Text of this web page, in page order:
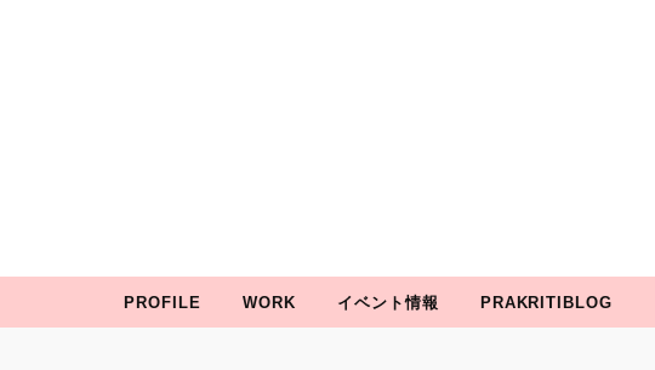
PROFILE WORK イベント情報 PRAKRITIBLOG